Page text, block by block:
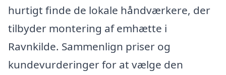
hurtigt finde de lokale håndværkere, der
tilbyder montering af emhætte i
Ravnkilde. Sammenlign priser og
kundevurderinger for at vælge den